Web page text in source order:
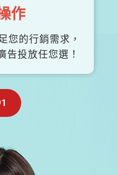
作
您的行銷需求，
告投放任您選！